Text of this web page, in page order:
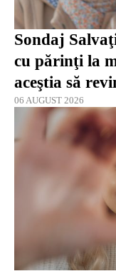
Sondaj
cu părinţi la
aceştia să
06 AUGUST 2026